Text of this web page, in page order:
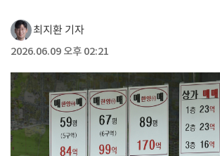
최지환 기자
2026.06.09 오후 02:21